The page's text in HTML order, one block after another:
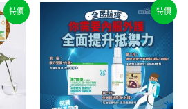
特價 特價
格
範
圍：
NT$390
到
NT$2,800
此
產
品
多
種
款